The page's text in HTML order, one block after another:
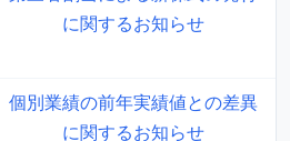
に関するお知らせ
個別業績の前年実績値との差異
に関するお知らせ